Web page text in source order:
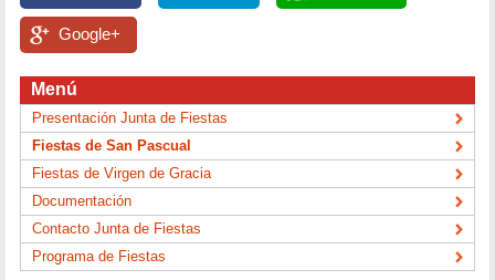
Google+
Menú
Presentación Junta de Fiestas
Fiestas de San Pascual
Fiestas de Virgen de Gracia
Documentación
Contacto Junta de Fiestas
Programa de Fiestas